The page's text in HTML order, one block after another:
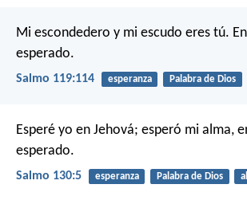
Mi escondedero y mi escudo eres tú.
esperado.
Salmo 119:114 esperanza Palabra de Dios
Esperé yo en Jehová; esperó mi alma,
esperado.
Salmo 130:5 esperanza Palabra de Dios